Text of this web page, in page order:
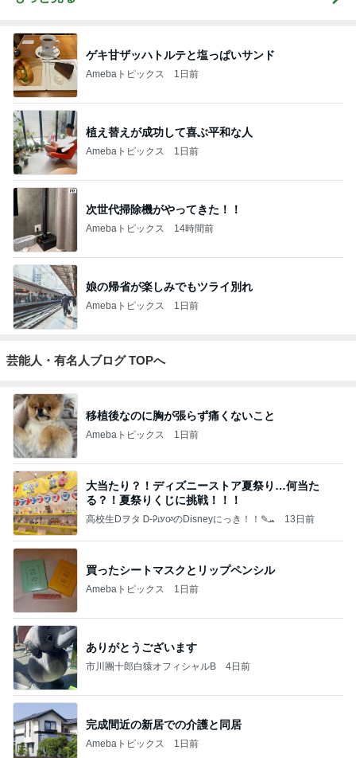
ゲキ甘ザッハトルテと塩っぱいサンド
Amebaトピックス 1日前
植え替えが成功して喜ぶ平和な人
Amebaトピックス 1日前
次世代掃除機がやってきた！！
Amebaトピックス 14時間前
娘の帰省が楽しみでもツライ別れ
Amebaトピックス 1日前
芸能人・有名人ブログ TOPへ
移植後なのに胸が張らず痛くないこと
Amebaトピックス 1日前
大当たり？！ディズニーストア夏祭り…何当た
る？！夏祭りくじに挑戦！！！
高校生Dヲタ Ꭰ-ᎮꭵꭹꭴのDisneyにっき！！✎ܚ 13日前
買ったシートマスクとリップペンシル
Amebaトピックス 1日前
ありがとうございます
市川團十郎白猿オフィシャルB 4日前
完成間近の新居での介護と同居
Amebaトピックス 1日前